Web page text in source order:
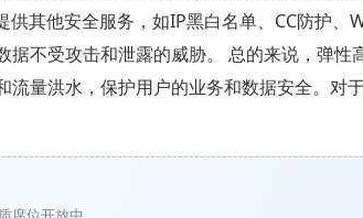
供其他安全服务，如IP黑白名单、CC防护
据不受攻击和泄露的威胁。 总的来说，弹
流量洪水，保护用户的业务和数据安全。